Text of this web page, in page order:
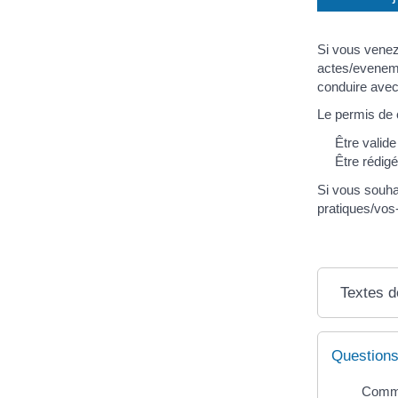
Si vous
actes/
conduire
Le permis de
Être valide
Être
Si vous
pratiques/
Textes